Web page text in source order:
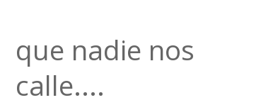
que nadie nos
calle....